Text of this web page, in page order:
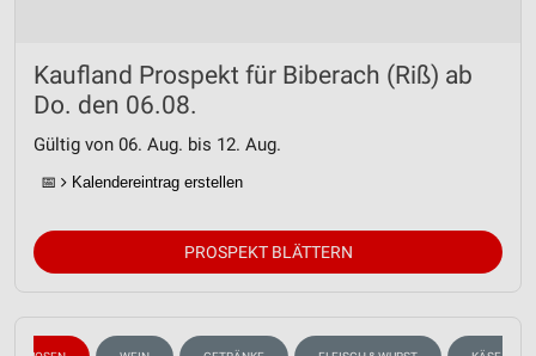
Kaufland Prospekt für Biberach (Riß) ab
Do. den 06.08.
Gültig von 06. Aug. bis 12. Aug.
📅 Kalendereintrag erstellen
PROSPEKT BLÄTTERN